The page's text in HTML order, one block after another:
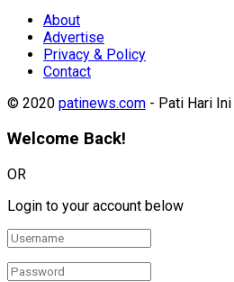
About
Advertise
Privacy & Policy
Contact
© 2020 patinews.com - Pati Hari Ini
Welcome Back!
OR
Login to your account below